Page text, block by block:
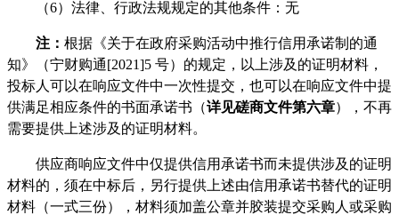
（6）法律、行政法规规定的其他条件：无
注： 根据《关于在政府采购活动中推行信用承诺制的通
知》（宁财购通[2021]5 号）的规定，以上涉及的证明材料，
投标人可以在响应文件中一次性提交，也可以在响应文件中提
供满足相应条件的书面承诺书（详见磋商文件第六章），不再
需要提供上述涉及的证明材料。
供应商响应文件中仅提供信用承诺书而未提供涉及的证明
材料的，须在中标后，另行提供上述由信用承诺书替代的证明
材料（一式三份），材料须加盖公章并胶装提交采购人或采购